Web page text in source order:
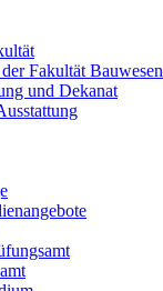
Fakultät Bauwesen
und Dekanat